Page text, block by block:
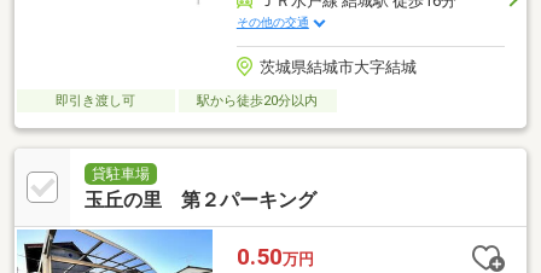
その他の交通
茨城県結城市大字結城
即引き渡し可 駅から徒歩20分以内
貸駐車場
玉丘の里 第２パーキング
0.50万円